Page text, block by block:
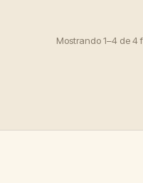
Mostrando 1–4 de 4